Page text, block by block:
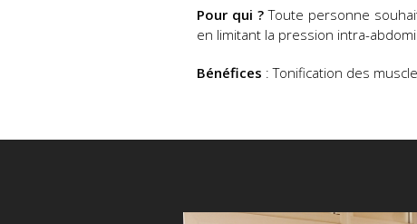
Pour qui ?Toute personne
en limitant la pression intra-
Bénéfices : Tonification des